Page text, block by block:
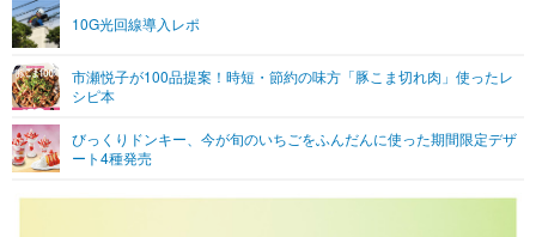
グラビア
ショッピング その他
ライフTOP
その他
リリース一覧
プッシュ通知の停止方法
10G光回線導入レポ
市瀬悦子が100品提案！時短・節約の味方「豚こま切れ肉」使ったレ
シピ本
びっくりドンキー、今が旬のいちごをふんだんに使った期間限定デザ
ート4種発売